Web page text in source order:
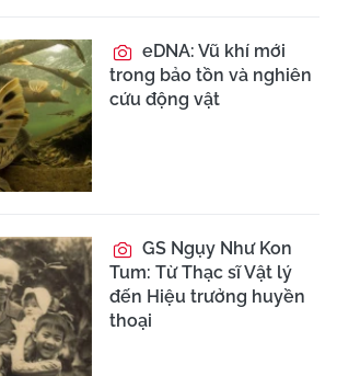
eDNA: Vũ khí mới
trong bảo tồn và nghiên
cứu động vật
GS Ngụy Như Kon
Tum: Từ Thạc sĩ Vật lý
đến Hiệu trưởng huyền
thoại